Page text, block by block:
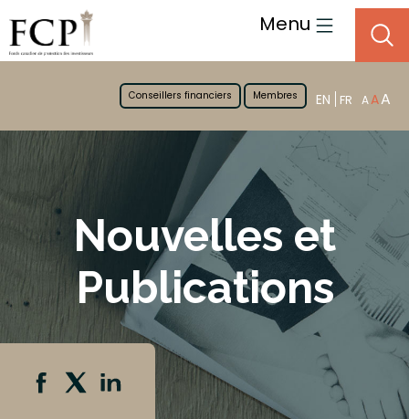
Menu
Conseillers financiers Membres EN FR AAA
Nouvelles et
Publications